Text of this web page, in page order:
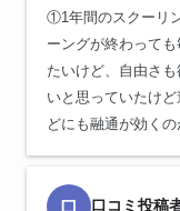
①1年間のスクーリ
ーングが終わって
たいけど、自由さ
いと思っていたけ
どにも融通が効くの
口 口コミ投稿